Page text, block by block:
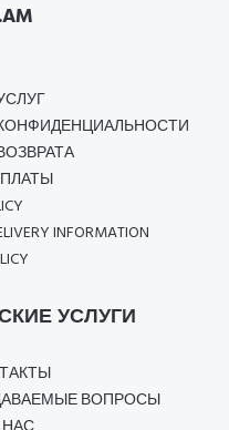
INFORMATION
УСЛУГИ
ВОПРОСЫ